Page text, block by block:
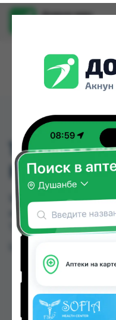
Доруи ман
1824
НОГТЕЙ
1824 ПИЛКА ДЛЯ
заказать в
TJS в Душанбе и